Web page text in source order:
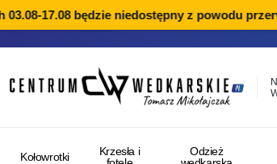
17.08 będzie niedostępny z powodu
Kołowrotki
Krzesła i
Odzież